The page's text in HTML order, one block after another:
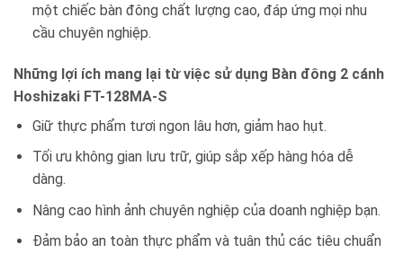
một chiếc bàn đông chất lượng cao, đáp ứng mọi nhu
cầu chuyên nghiệp.
Những lợi ích mang lại từ việc sử dụng Bàn đông 2 cánh
Hoshizaki FT-128MA-S
Giữ thực phẩm tươi ngon lâu hơn, giảm hao hụt.
Tối ưu không gian lưu trữ, giúp sắp xếp hàng hóa dễ
dàng.
Nâng cao hình ảnh chuyên nghiệp của doanh nghiệp bạn.
Đảm bảo an toàn thực phẩm và tuân thủ các tiêu chuẩn